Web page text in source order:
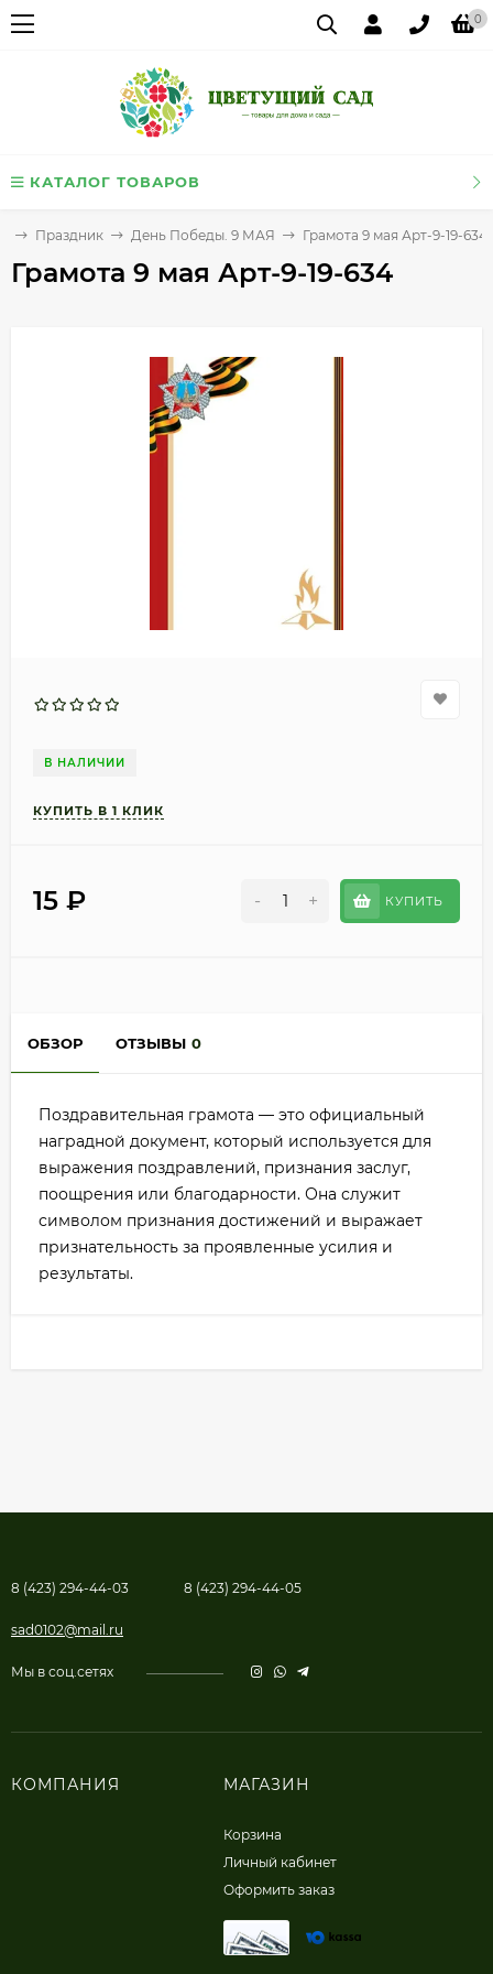
0
КАТАЛОГ ТОВАРОВ
Праздник День Победы. 9 МАЯ Грамота 9 мая Арт-9-19-634
Грамота 9 мая Арт-9-19-634
В НАЛИЧИИ
15 ₽ - + КУПИТЬ
ОБЗОР ОТЗЫВЫ 0
Поздравительная грамота — это официальный
наградной документ, который используется для
выражения поздравлений, признания заслуг,
поощрения или благодарности. Она служит
символом признания достижений и выражает
признательность за проявленные усилия и
результаты.
8 (423) 294-44-03 8 (423) 294-44-05
sad0102@mail.ru
Мы в соц.сетях
КОМПАНИЯ МАГАЗИН
Корзина
Личный кабинет
Оформить заказ